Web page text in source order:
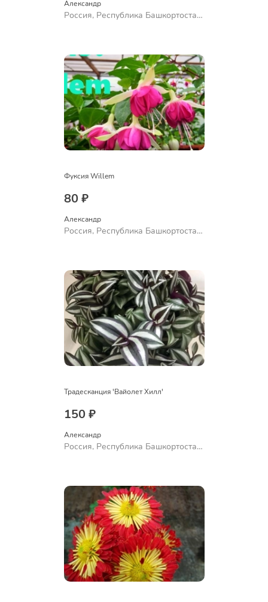
Александр
Россия, Республика Башкортостан,
Фуксия Willem
80 ₽
Александр
Россия, Республика Башкортостан,
Традесканция 'Вайолет Хилл'
150 ₽
Александр
Россия, Республика Башкортостан,